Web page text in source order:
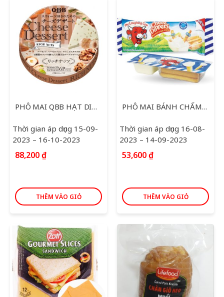
PHÔ MAI QBB HẠT DINH DƯỠNG ECO 90G
Thời gian áp dụng 15-09-
2023 – 16-10-2023
88,200₫
THÊM VÀO GIỎ
PHÔ MAI BÁNH CHẤM CHESSE DIPPERS 35G
Thời gian áp dụng 16-08-
2023 – 14-09-2023
53,600₫
THÊM VÀO GIỎ